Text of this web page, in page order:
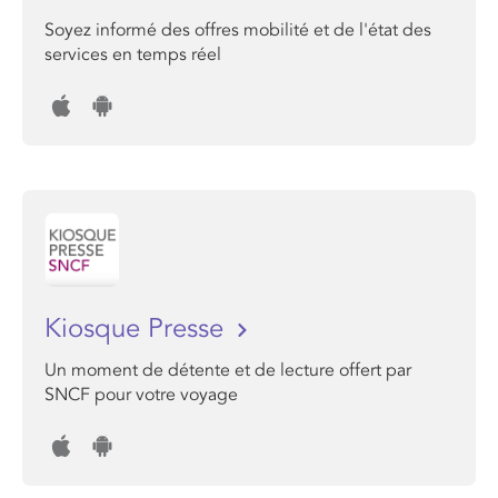
Soyez informé des offres mobilité et de l'état des
services en temps réel
Kiosque Presse
Un moment de détente et de lecture offert par
SNCF pour votre voyage